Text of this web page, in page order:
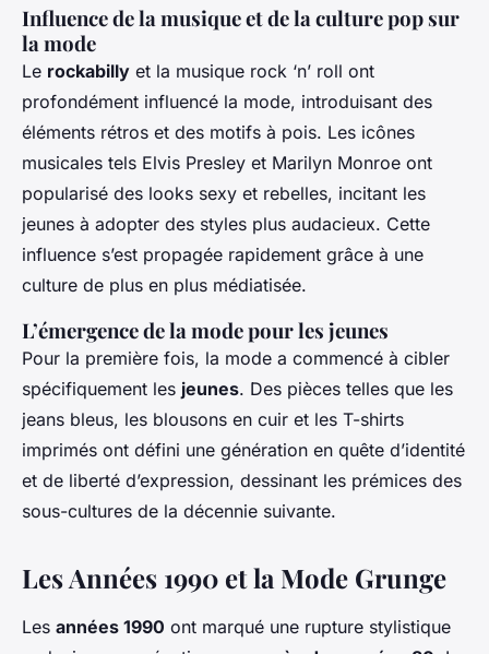
Influence de la musique et de la culture pop sur
la mode
Le rockabilly et la musique rock ‘n’ roll ont
profondément influencé la mode, introduisant des
éléments rétros et des motifs à pois. Les icônes
musicales tels Elvis Presley et Marilyn Monroe ont
popularisé des looks sexy et rebelles, incitant les
jeunes à adopter des styles plus audacieux. Cette
influence s’est propagée rapidement grâce à une
culture de plus en plus médiatisée.
L’émergence de la mode pour les jeunes
Pour la première fois, la mode a commencé à cibler
spécifiquement les jeunes. Des pièces telles que les
jeans bleus, les blousons en cuir et les T-shirts
imprimés ont défini une génération en quête d’identité
et de liberté d’expression, dessinant les prémices des
sous-cultures de la décennie suivante.
Les Années 1990 et la Mode Grunge
Les années 1990 ont marqué une rupture stylistique